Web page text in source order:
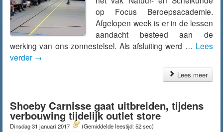
op Focus Beroepsacademie.
Afgelopen week is er in de lessen
aandacht besteed aan de
werking van ons zonnestelsel. Als afsluiting werd … Lees
verder →
Lees meer
Shoeby Carnisse gaat uitbreiden, tijdens
verbouwing tijdelijk outlet store
Dinsdag 31 januari 2017 (Gemiddelde leestijd: 52 sec)